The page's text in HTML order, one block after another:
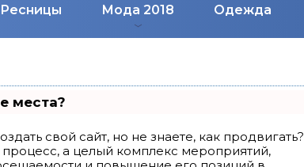
Ресницы Мода 2018 Одежда
места?
свой сайт, но не знаете, как продвигать?
а целый комплекс мероприятий,